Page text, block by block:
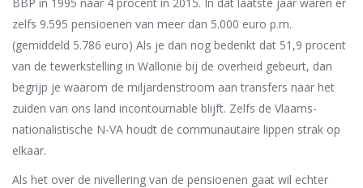
zelfs 9.595 pensioenen van meer dan 5.000 euro p.m.
(gemiddeld 5.786 euro) Als je dan nog bedenkt dat 51,9 procent
van de tewerkstelling in Wallonië bij de overheid gebeurt, dan
begrijp je waarom de miljardenstroom aan transfers naar het
zuiden van ons land incontournable blijft. Zelfs de Vlaams-
nationalistische N-VA houdt de communautaire lippen strak op
elkaar.
Als het over de nivellering van de pensioenen gaat wil echter